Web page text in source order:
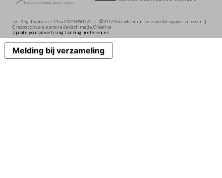
Isc. Reg. Imprese e P.Iva 02043090220 | ©2017 Azienda per il Turismo Valsugana soc. coop. |
Creato con cura e amore da Archimede.Creativa
Update your advertising tracking preferences
Melding bij verzameling